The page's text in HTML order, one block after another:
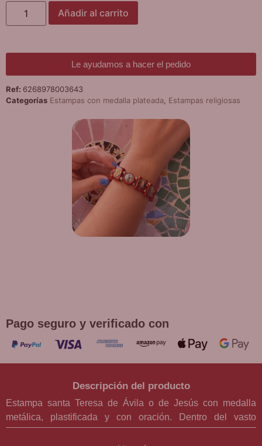
Añadir al carrito
Le ayudamos a hacer el pedido
Ref: 6268978003643
Categorías Estampas con medalla plateada Estampas religiosas
Pago seguro y verificado con
Descripción del producto
Estampa santa Teresa de Ávila o de Jesús con medalla
metálica, plastificada y con oración. Dentro del vasto
universo de la fe, la estampa dedicada a santa Teresa de